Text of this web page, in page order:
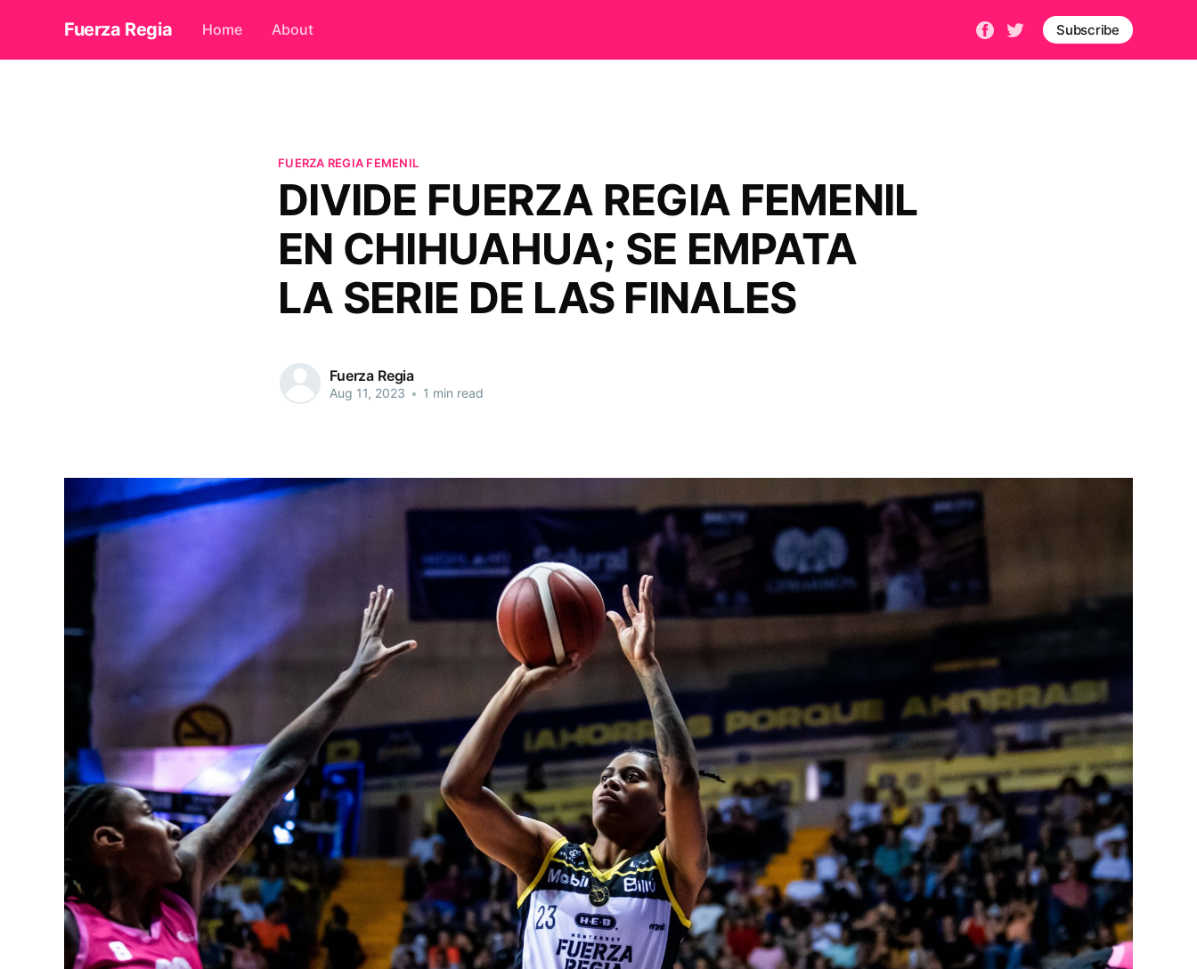
Fuerza Regia Home About Subscribe
FUERZA REGIA FEMENIL
DIVIDE FUERZA REGIA FEMENIL
EN CHIHUAHUA; SE EMPATA
LA SERIE DE LAS FINALES
Fuerza Regia
Aug 11, 2023 • 1 min read